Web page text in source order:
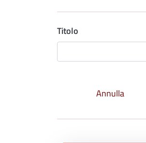
Titolo